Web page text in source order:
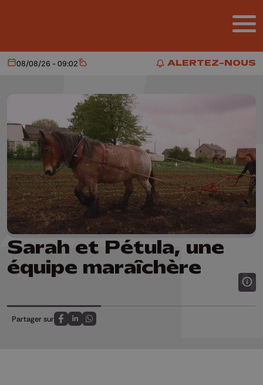
ALERTEZ-NOUS
ALERTEZ-NOUS
Aujourd'hui
08/08/26 - 09:02 Météo
Sarah et Pétula, une
équipe maraîchère
Partager sur
Partagez sur FaceBook
Partagez sur LinkedIn
Partagez sur Whatsapp